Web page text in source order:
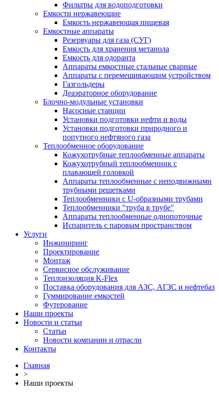
Фильтры для водоподготовки
Емкости нержавеющие
Емкость нержавеющая пищевая
Емкостные аппараты
Резервуары для газа (СУГ)
Емкость для хранения метанола
Емкость для одоранта
Аппараты емкостные стальные сварные
Аппараты с перемешивающим устройством
Газгольдеры
Деаэраторное оборудование
Блочно-модульные установки
Насосные станции
Установки подготовки нефти и воды
Установки подготовки природного и
попутного нефтяного газа
Теплообменное оборудование
Кожухотрубные теплообменные аппараты
Кожухотрубный теплообменник с
плавающей головкой
Аппараты теплообменные с неподвижными
трубными решетками
Теплообменники с U-образными трубами
Теплообменники "труба в трубе"
Аппараты теплообменные однопоточные
Испаритель с паровым пространством
Услуги
Инжиниринг
Проектирование
Монтаж
Сервисное обслуживание
Теплоизоляция K-Flex
Поставка оборудования для АЗС, АГЗС и нефтебаз
Гуммирование емкостей
Футерование
Наши проекты
Новости и статьи
Статьи
Новости компании и отрасли
Контакты
Главная
>
Наши проекты